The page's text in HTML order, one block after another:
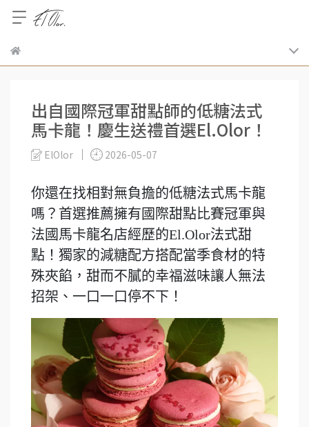
出自國際冠軍甜點師的低糖法式
馬卡龍！慶生送禮首選El.Olor！
ElOlor 2026-05-07
你還在找相對無負擔的低糖法式馬卡龍
嗎？首選推薦擁有國際甜點比賽冠軍與
法國馬卡龍名店經歷的El.Olor法式甜
點！獨家的減糖配方搭配當季食材的特
殊夾餡，甜而不膩的幸福滋味讓人無法
招架、一口一口停不下！